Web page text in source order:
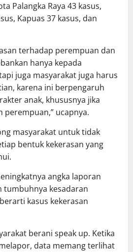
Palangka Raya 43 kasus,
Kapuas 37 kasus, dan
terhadap perempuan dan
hanya kepada
juga masyarakat juga harus
karena ini berpengaruh
anak, khususnya jika
perempuan,” ucapnya.
masyarakat untuk tidak
bentuk kekerasan yang
angka laporan
tumbuhnya kesadaran
kasus kekerasan
berani speak up. Ketika
data memang terlihat